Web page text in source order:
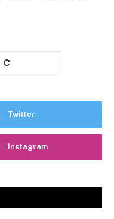
Twitter
Instagram